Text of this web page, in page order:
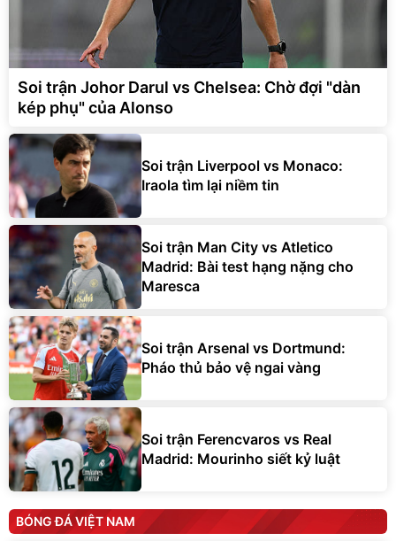
Soi trận Johor Darul vs Chelsea: Chờ đợi "dàn
kép phụ" của Alonso
Soi trận Liverpool vs Monaco:
Iraola tìm lại niềm tin
Soi trận Man City vs Atletico
Madrid: Bài test hạng nặng cho
Maresca
Soi trận Arsenal vs Dortmund:
Pháo thủ bảo vệ ngai vàng
Soi trận Ferencvaros vs Real
Madrid: Mourinho siết kỷ luật
BÓNG ĐÁ VIỆT NAM